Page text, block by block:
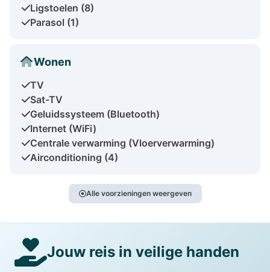
Ligstoelen (8)
Parasol (1)
Wonen
TV
Sat-TV
Geluidssysteem (Bluetooth)
Internet (WiFi)
Centrale verwarming (Vloerverwarming)
Airconditioning (4)
Alle voorzieningen weergeven
Jouw reis in veilige handen